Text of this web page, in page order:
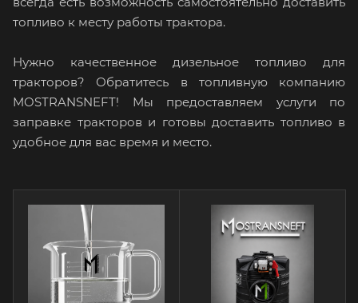
топливо к месту работы трактора.
Нужно качественное дизельное топливо для
тракторов? Обратитесь в топливную компанию
MOSTRANSNEFT! Мы предоставляем услуги по
заправке тракторов и готовы доставить топливо в
удобное для вас время и место.